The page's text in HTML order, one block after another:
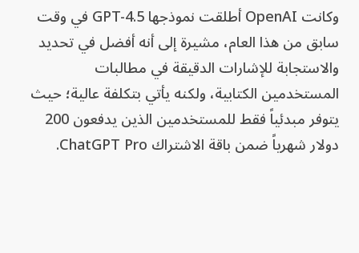
وكانت OpenAI أطلقت نموذجها GPT-4.5 في وقت
سابق من هذا العام، مشيرة إلى أنه أفضل في تحديد
والاستجابة للإشارات الدقيقة في مطالبات
المستخدمين الكتابية، ولكنه يأتي بتكلفة عالية؛ حيث
يتوفر مبدئياً فقط للمستخدمين الذين يدفعون 200
دولار شهرياً ضمن باقة الاشتراك ChatGPT Pro.